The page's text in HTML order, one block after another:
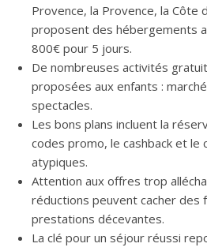
Provence, la Provence, la Côte
proposent des hébergements
800€ pour 5 jours.
De nombreuses activités
proposées aux enfants :
spectacles.
Les bons plans incluent la
codes promo, le cashback et le
atypiques.
Attention aux offres trop
réductions peuvent cacher des
prestations décevantes.
La clé pour un séjour réussi